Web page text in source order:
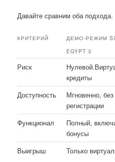
Давайте сравним оба подхода.
КРИТЕРИЙ
ДЕМО-РЕЖИМ
EGYPT 3
Риск
кредиты
Доступность
Мгновенно, без
регистрации
Функционал
Полный,
бонусы
Выигрыш
Только